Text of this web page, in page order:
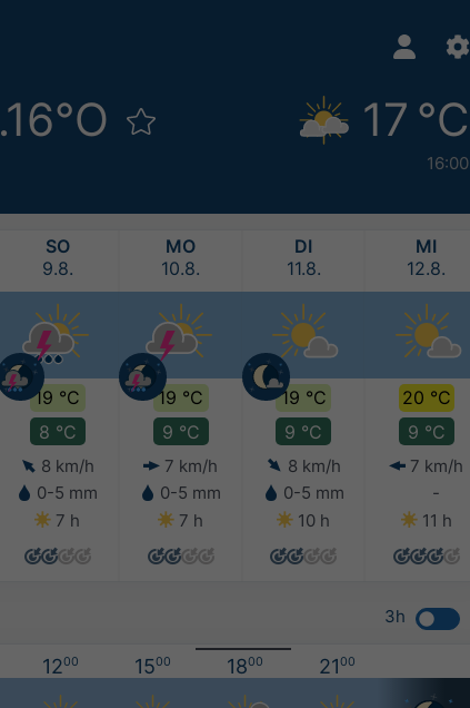
17 °C
16:00
SO
9.8.
19 °C
8 °C
8 km/h
0-5 mm
7 h
MO
10.8.
19 °C
9 °C
7 km/h
0-5 mm
7 h
DI
11.8.
19 °C
9 °C
8 km/h
0-5 mm
10 h
MI
12.8.
20 °C
9 °C
7 km/h
-
11 h
3h
1200 1500 1800 2100